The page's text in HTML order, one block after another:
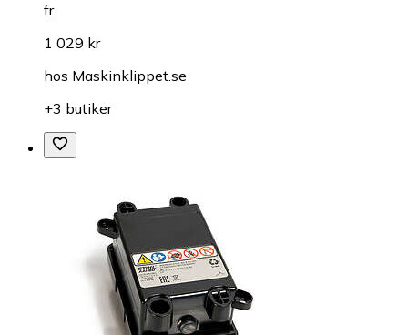
fr.
1 029 kr
hos Maskinklippet.se
+3 butiker